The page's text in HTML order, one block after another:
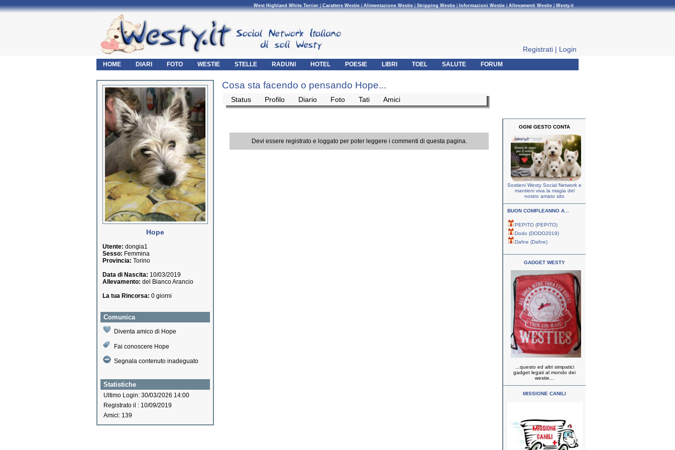
West Highland White Terrier|Carattere Westie|Alimentazione Westie|Stripping Westie| Informazioni Westie|Allevamenti Westie|Westy.it
Registrati | Login
HOME DIARI FOTO WESTIE STELLE RADUNI HOTEL POESIE LIBRI TOEL SALUTE FORUM
Hope
Utente: dongia1
Sesso: Femmina
Provincia: Torino
Data di Nascita: 10/03/2019
Allevamento: del Bianco Arancio
La tua Rincorsa: 0 giorni
Comunica
Diventa amico di Hope
Fai conoscere Hope
Segnala contenuto inadeguato
Statistiche
Ultimo Login: 30/03/2026 14:00
Registrato il : 10/09/2019
Amici: 139
Cosa sta facendo o pensando Hope...
Status Profilo Diario Foto Tati Amici
Devi essere registrato e loggato per poter leggere i commenti di questa pagina.
OGNI GESTO CONTA
Sostieni Westy Social Network e
mantieni viva la magia del
nostro amato sito
BUON COMPLEANNO A...
PEPITO (PEPITO)
Dodo (DODO2019)
Dafne (Dafne)
GADGET WESTY
...questo ed altri simpatici
gadget legati al mondo dei
westie...
MISSIONE CANILI